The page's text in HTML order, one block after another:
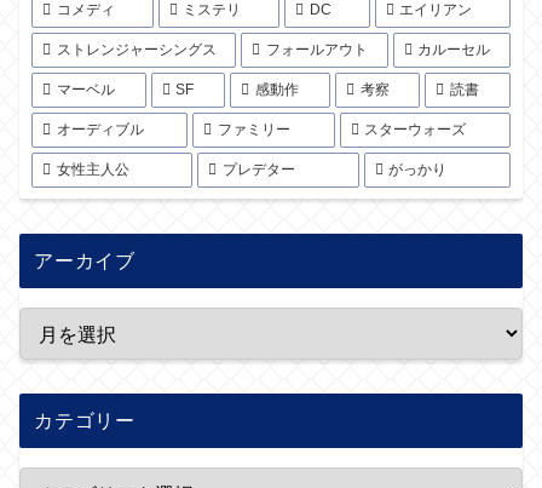
コメディ ミステリ DC エイリアン
ストレンジャーシングス フォールアウト カルーセル
マーベル SF 感動作 考察 読書
オーディブル ファミリー スターウォーズ
女性主人公 プレデター がっかり
アーカイブ
カテゴリー